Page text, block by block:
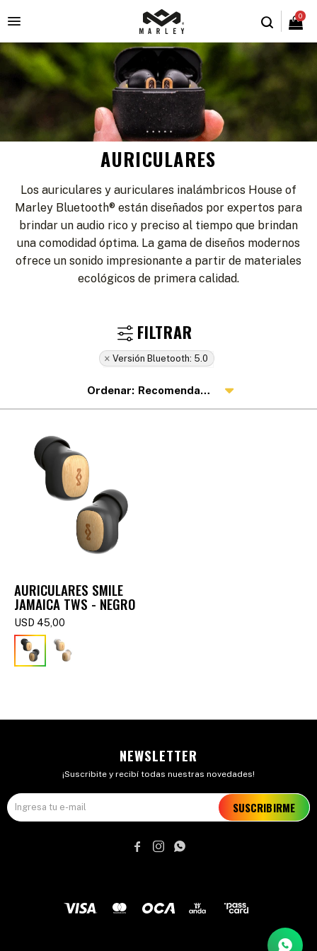
0

AURICULARES
Los auriculares y auriculares inalámbricos House of
Marley Bluetooth® están diseñados por expertos para
brindar un audio rico y preciso al tiempo que brindan
una comodidad óptima. La gama de diseños modernos
ofrece un sonido impresionante a partir de materiales
ecológicos de primera calidad.
Versión Bluetooth: 5.0
Recomendados
AURICULARES SMILE
JAMAICA TWS - NEGRO
USD 45,00
NEWSLETTER
¡Suscribite y recibí todas nuestras novedades!
SUSCRIBIRME
  